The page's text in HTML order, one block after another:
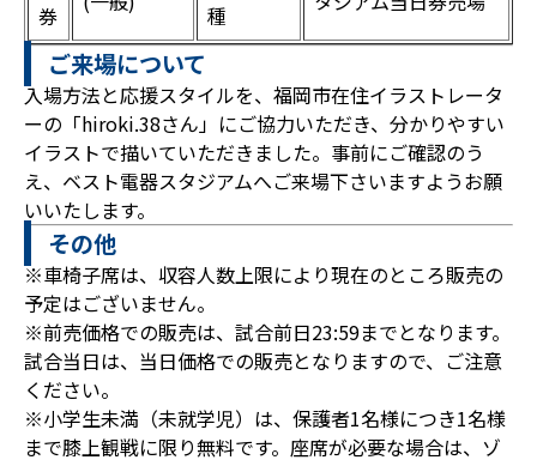
券
種
ご来場について
入場方法と応援スタイルを、福岡市在住イラストレータ
ーの「hiroki.38さん」にご協力いただき、分かりやすい
イラストで描いていただきました。事前にご確認のう
え、ベスト電器スタジアムへご来場下さいますようお願
いいたします。
その他
※車椅子席は、収容人数上限により現在のところ販売の
予定はございません。
※前売価格での販売は、試合前日23:59までとなります。
試合当日は、当日価格での販売となりますので、ご注意
ください。
※小学生未満（未就学児）は、保護者1名様につき1名様
まで膝上観戦に限り無料です。座席が必要な場合は、ゾ